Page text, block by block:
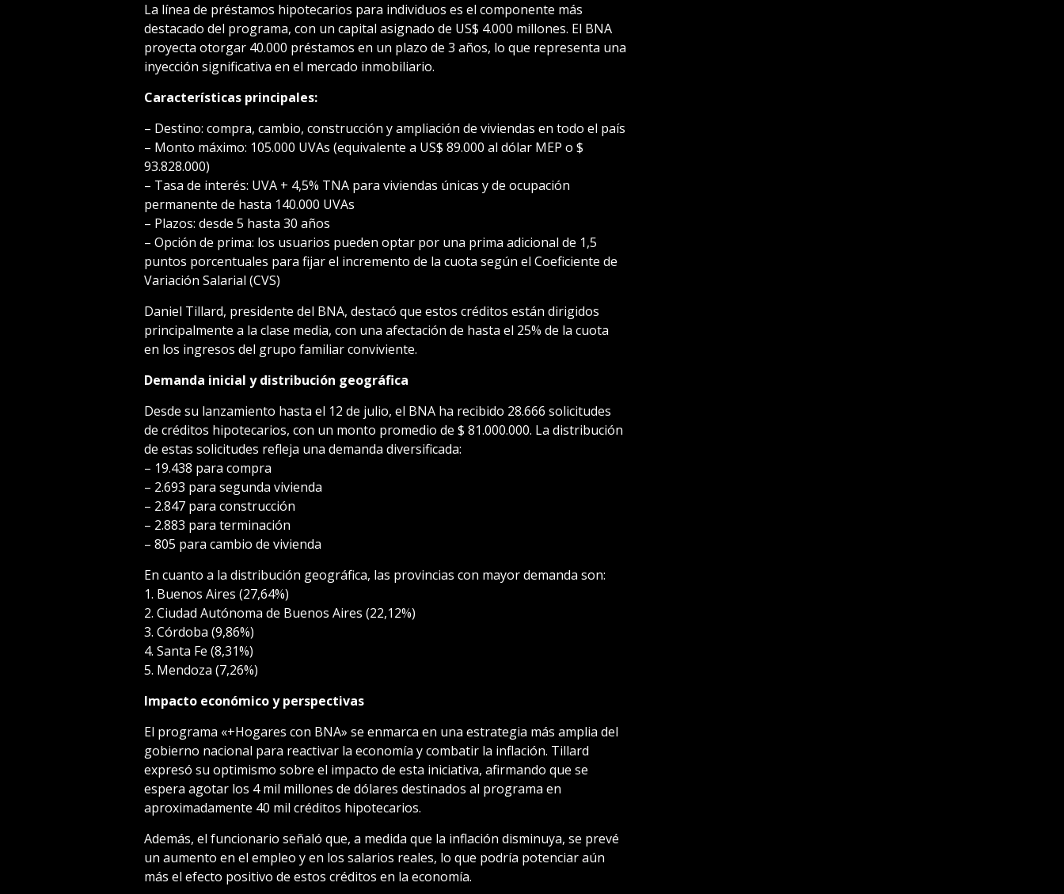
La línea de préstamos hipotecarios para individuos es el componente más
destacado del programa, con un capital asignado de US$ 4.000 millones. El BNA
proyecta otorgar 40.000 préstamos en un plazo de 3 años, lo que representa una
inyección significativa en el mercado inmobiliario.
Características principales:
– Destino: compra, cambio, construcción y ampliación de viviendas en todo el país
– Monto máximo: 105.000 UVAs (equivalente a US$ 89.000 al dólar MEP o $
93.828.000)
– Tasa de interés: UVA + 4,5% TNA para viviendas únicas y de ocupación
permanente de hasta 140.000 UVAs
– Plazos: desde 5 hasta 30 años
– Opción de prima: los usuarios pueden optar por una prima adicional de 1,5
puntos porcentuales para fijar el incremento de la cuota según el Coeficiente de
Variación Salarial (CVS)
Daniel Tillard, presidente del BNA, destacó que estos créditos están dirigidos
principalmente a la clase media, con una afectación de hasta el 25% de la cuota
en los ingresos del grupo familiar conviviente.
Demanda inicial y distribución geográfica
Desde su lanzamiento hasta el 12 de julio, el BNA ha recibido 28.666 solicitudes
de créditos hipotecarios, con un monto promedio de $ 81.000.000. La distribución
de estas solicitudes refleja una demanda diversificada:
– 19.438 para compra
– 2.693 para segunda vivienda
– 2.847 para construcción
– 2.883 para terminación
– 805 para cambio de vivienda
En cuanto a la distribución geográfica, las provincias con mayor demanda son:
1. Buenos Aires (27,64%)
2. Ciudad Autónoma de Buenos Aires (22,12%)
3. Córdoba (9,86%)
4. Santa Fe (8,31%)
5. Mendoza (7,26%)
Impacto económico y perspectivas
El programa «+Hogares con BNA» se enmarca en una estrategia más amplia del
gobierno nacional para reactivar la economía y combatir la inflación. Tillard
expresó su optimismo sobre el impacto de esta iniciativa, afirmando que se
espera agotar los 4 mil millones de dólares destinados al programa en
aproximadamente 40 mil créditos hipotecarios.
Además, el funcionario señaló que, a medida que la inflación disminuya, se prevé
un aumento en el empleo y en los salarios reales, lo que podría potenciar aún
más el efecto positivo de estos créditos en la economía.